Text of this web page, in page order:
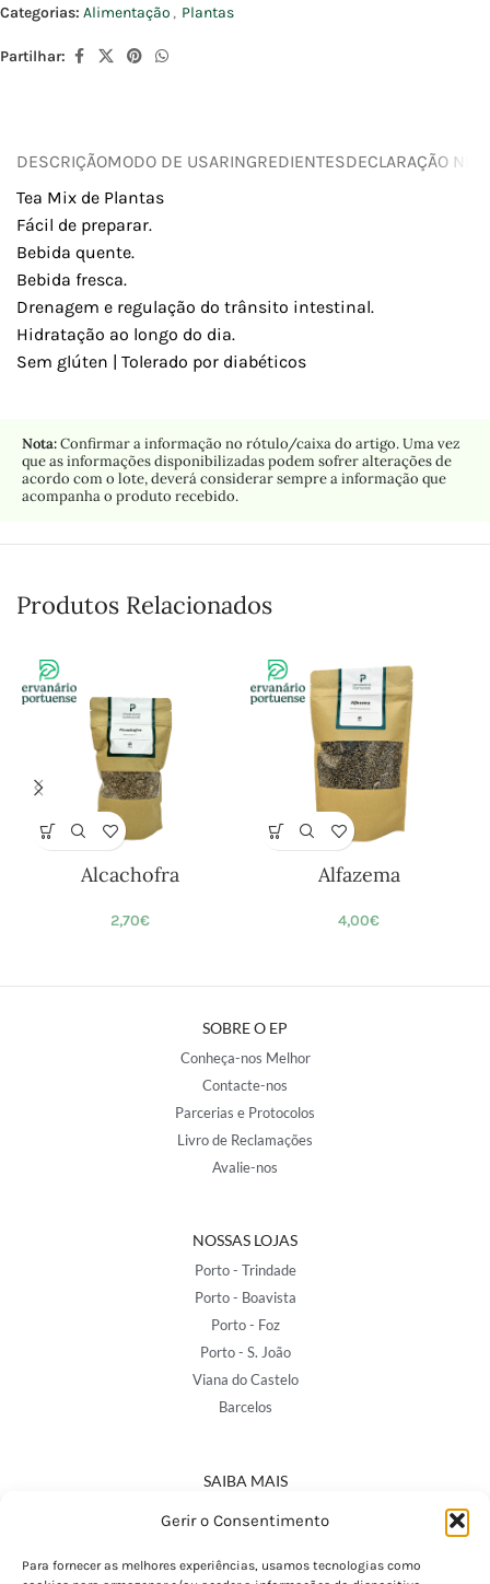
Gerir o Consentimento
Para fornecer as melhores experiências, usamos tecnologias como
Categorias: Alimentação , Plantas
Partilhar:
DESCRIÇÃOMODO DE USARINGREDIENTESDECLARAÇÃO
Tea Mix de Plantas
Fácil de preparar.
Bebida quente.
Bebida fresca.
Drenagem e regulação do trânsito intestinal.
Hidratação ao longo do dia.
Sem glúten | Tolerado por diabéticos
Nota:Confirmar a informação no rótulo/caixa do artigo. Uma vez
que as informações disponibilizadas podem sofrer alterações de
acordo com o lote, deverá considerar sempre a informação que
acompanha o produto recebido.
Produtos Relacionados
Alcachofra
2,70€
Alfazema
4,00€
SOBRE O EP
Conheça-nos Melhor
Contacte-nos
Parcerias e Protocolos
Livro de Reclamações
Avalie-nos
NOSSAS LOJAS
Porto - Trindade
Porto - Boavista
Porto - Foz
Porto - S. João
Viana do Castelo
Barcelos
SAIBA MAIS
Política de Privacidade
Termos e Condições